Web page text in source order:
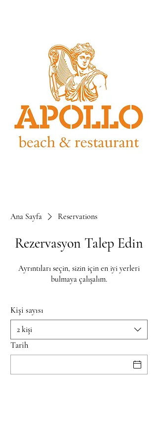
Ana Sayfa Reservations
Rezervasyon Talep Edin
Ayrıntıları seçin, sizin için en iyi yerleri
bulmaya çalışalım.
Kişi sayısı
2 kişi
Tarih